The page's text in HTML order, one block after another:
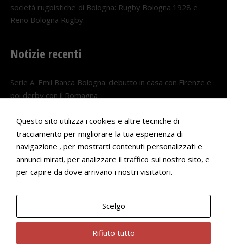
società rugbistiche di Bologna: Rugby Bologna 1928 e
Reno Bologna Rugby.
Notizie recenti
Serie A. Emil Banca Bologna: debutto in casa con Firenze e
poi derby con il Romagna
Serie A. Il Bologna nel girone veneto
29 LUGLIO 2026
Francesco Andrei convocato al Camp estivo della nazionale
22 LUGLIO 2026
Questo sito utilizza i cookies e altre tecniche di
tracciamento per migliorare la tua esperienza di
navigazione , per mostrarti contenuti personalizzati e
annunci mirati, per analizzare il traffico sul nostro sito, e
per capire da dove arrivano i nostri visitatori.
Scelgo
Rifiuto tutto